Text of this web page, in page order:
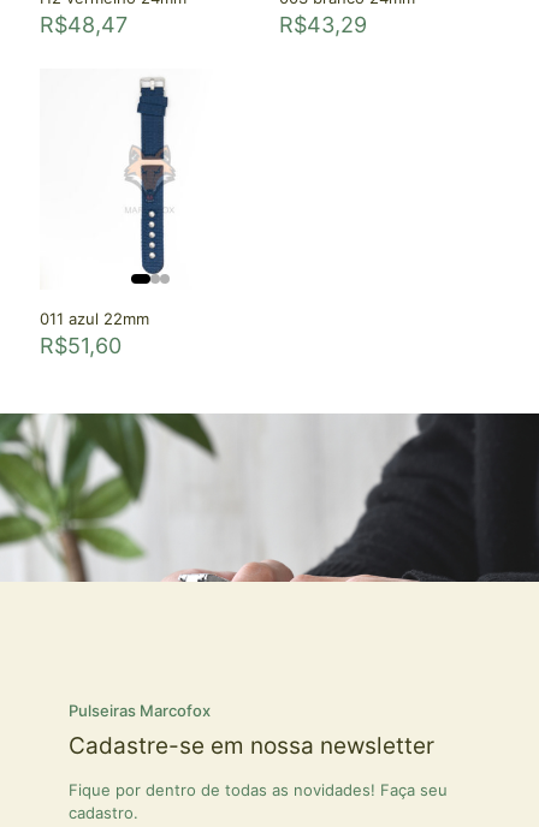
R$48,47 R$43,29
011 azul 22mm
R$51,60
Pulseiras Marcofox
Cadastre-se em nossa newsletter
Fique por dentro de todas as novidades! Faça seu
cadastro.